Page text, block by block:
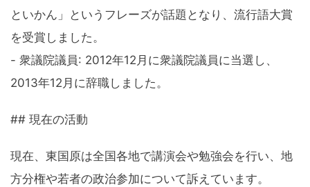
といかん」というフレーズが話題となり、流行語大賞
を受賞しました。
- 衆議院議員: 2012年12月に衆議院議員に当選し、
2013年12月に辞職しました。
## 現在の活動
現在、東国原は全国各地で講演会や勉強会を行い、地
方分権や若者の政治参加について訴えています。